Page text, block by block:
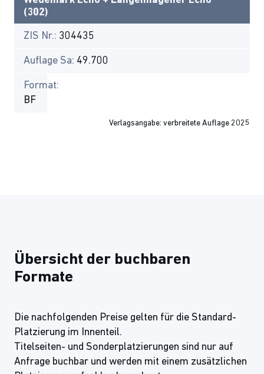
(302)
ZIS Nr.: 304435
Auflage Sa: 49.700
Format:
BF
Verlagsangabe: verbreitete Auflage 2025
Übersicht der buchbaren
Formate
Die nachfolgenden Preise gelten für die Standard-
Platzierung im Innenteil.
Titelseiten- und Sonderplatzierungen sind nur auf
Anfrage buchbar und werden mit einem zusätzlichen